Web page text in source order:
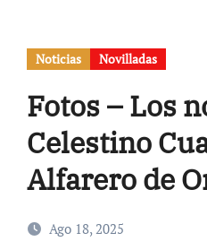
Noticias Novilladas
Fotos – Los
Celestino
Alfarero de
Ago 18, 2025